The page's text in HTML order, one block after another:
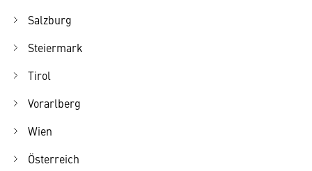
Salzburg
Steiermark
Tirol
Vorarlberg
Wien
Österreich